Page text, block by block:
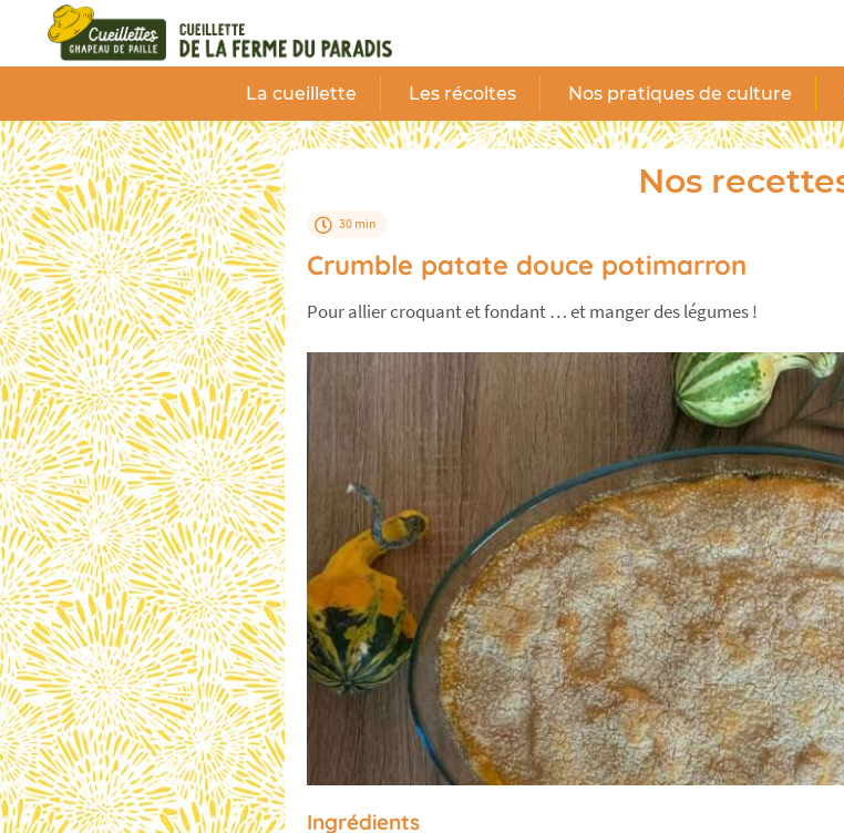
La cueillette Les récoltes Nos pratiques de culture
Nos
30 min
Crumble patate douce potimarron
Pour allier croquant et fondant … et manger des légumes !
Ingrédients
Panneau de gestion des cookies